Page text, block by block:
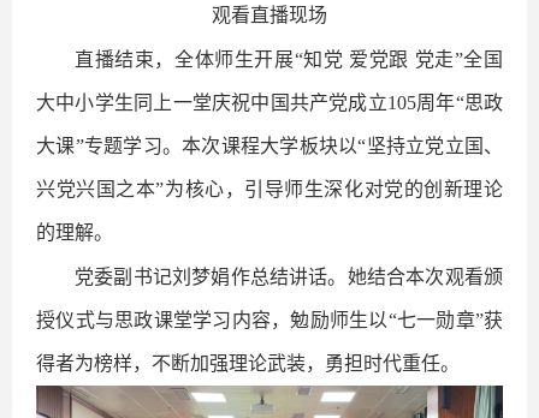
观看直播现场
直播结束，全体师生开展“知党 爱党跟 党走”全国
大中小学生同上一堂庆祝中国共产党成立105周年“思政
大课”专题学习。本次课程大学板块以“坚持立党立国、
兴党兴国之本”为核心，引导师生深化对党的创新理论
的理解。
党委副书记刘梦娟作总结讲话。她结合本次观看颁
授仪式与思政课堂学习内容，勉励师生以“七一勋章”获
得者为榜样，不断加强理论武装，勇担时代重任。